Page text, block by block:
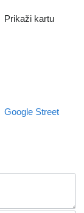
Prikaži kartu
Google Street